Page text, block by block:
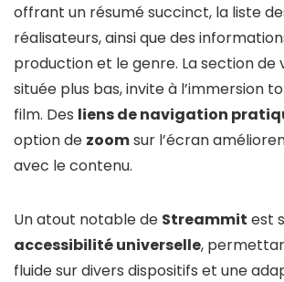
offrant un résumé succinct, la liste
réalisateurs, ainsi que des
production et le genre. La section de
située plus bas, invite à l’immersion
film. Des liens de navigation
option de zoomsur l’écran
avec le contenu.
Un atout notable de Streammit est
accessibilité universelle,
fluide sur divers dispositifs et une